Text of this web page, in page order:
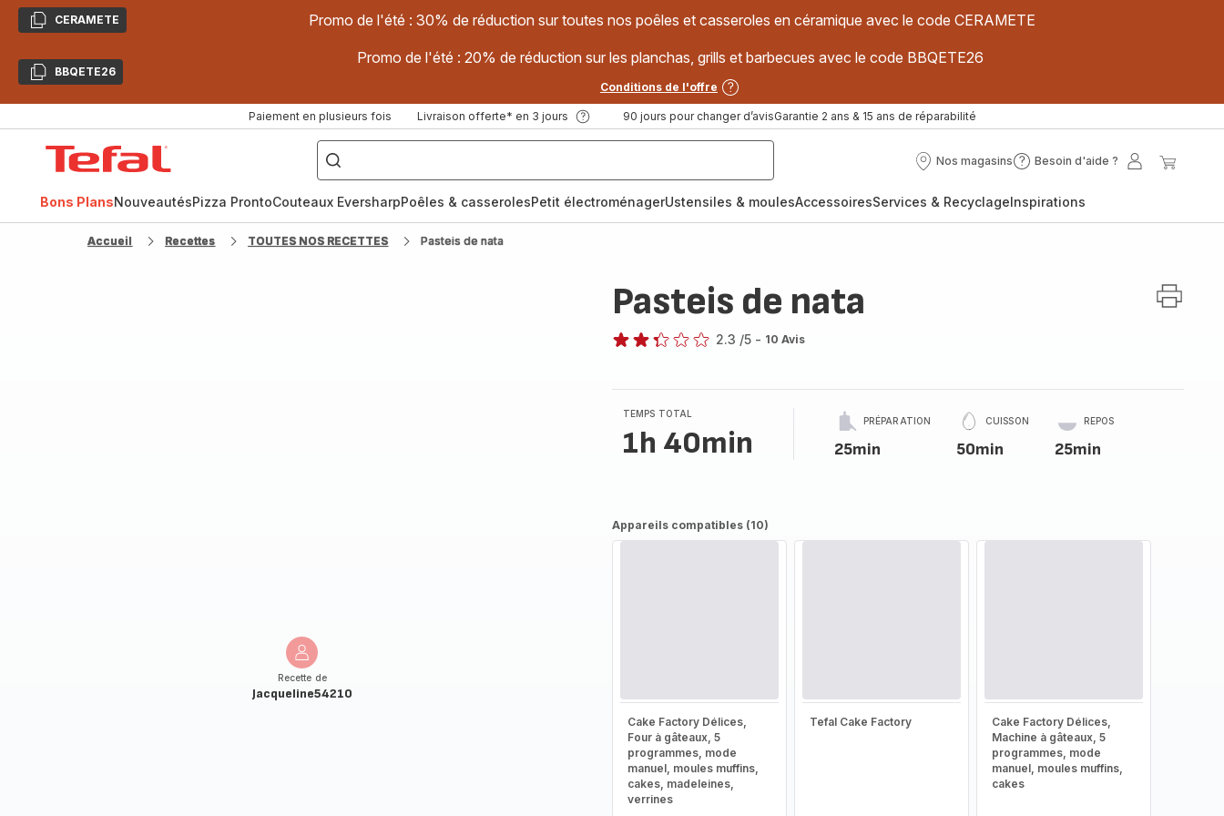
CopierCERAMETE Promo de l'été : 30% de réduction sur toutes nos poêles et casseroles en céramique avec le code CERAMETE
CopierBBQETE26
Promo de l'été : 20% de réduction sur les planchas, grills et barbecues avec le code BBQETE26
Conditions de l'offre
Paiement en plusieurs fois Livraison offerte* en 3 jours 90 jours pour changer d’avisGarantie 2 ans & 15 ans de réparabilité
["Poêles
inox,
Cake
Factory,
Nos magasins
Nos
Besoin d'aide ?
Besoin
?
Mon
Bons PlansNouveautésPizza ProntoCouteaux EversharpPoêles & casserolesPetit électroménagerUstensiles & moulesAccessoiresServices & RecyclageInspirations
Accueil Recettes TOUTES NOS RECETTES Pasteis de nata
Recette de
Jacqueline54210
Pasteis de nata
2.3 /5 - 10 Avis
TEMPS TOTAL
1h 40min
PRÉPARATION
25min
CUISSON
50min
REPOS
25min
Appareils compatibles (10)
Cake Factory Délices,
Four à gâteaux, 5
programmes, mode
manuel, moules muffins,
cakes, madeleines,
verrines
Tefal Cake Factory
Cake Factory Délices,
Machine à gâteaux, 5
programmes, mode
manuel, moules muffins,
cakes